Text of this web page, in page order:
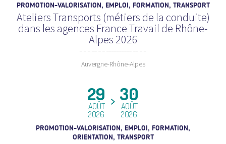
PROMOTION-VALORISATION, EMPLOI, FORMATION, TRANSPORT
Ateliers Transports (métiers de la conduite)
dans les agences France Travail de Rhône-
Alpes 2026
Auvergne-Rhône-Alpes
29
AOÛT
2026
30
AOÛT
2026
PROMOTION-VALORISATION, EMPLOI, FORMATION,
ORIENTATION, TRANSPORT